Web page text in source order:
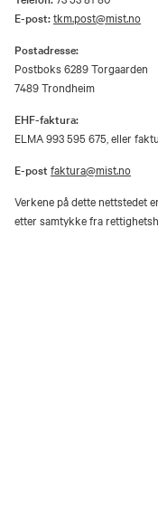
E-post:tkm.post@mist.no
Postadresse:
Postboks 6289 Torgaarden
7489 Trondheim
EHF-faktura:
ELMA 993 595 675, eller
E-post faktura@mist.no
Verkene på dette nettstedet
etter samtykke fra